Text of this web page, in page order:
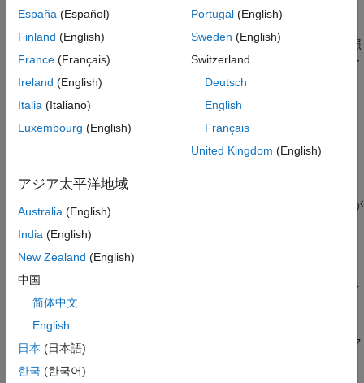
リポジトリの作成
を参照してください。
リポジトリを GitHub に共有する場合は、GitHub への共有
を参照
してください。他のプラットフォームでホストされているリモー
トに共有するには、
リモートの追加を参照してください。
リモートの追加
ローカル Git リポジトリをリモート リポジトリにリンクするに
まず、GitLab® や BitBucket など、リポジトリをホストする
プラットフォーム上にリモート リポジトリを作成する必要が
あります。次に、個人用アクセス トークンを作成します。
GitLab の個人用アクセス トークンを作成する方法について
は、Personal access tokens
ローカル リポジトリにリモート URL を追加します。[ファイ
ル] パネルまたは [プロジェクト] パネルで空白部分を右クリ
ックし、
MATLAB® プロジェクトを使用している場合は、[プロジェク
ト] ツールストリップで
モートを追加することもできます。あるいは、[ソース管理]
España (Español)
Finland (English)
France (Français)
Ireland (English)
Italia (Italiano)
Luxembourg (English)
Portugal(English)
Sweden (English)
Switzerland
Deutsch
English
Français
United Kingdom (English)
アジア太平洋地域
Australia (English)
India (English)
New Zealand (English)
中国
简体中文
English
日本 (日本語)
한국 (한국어)